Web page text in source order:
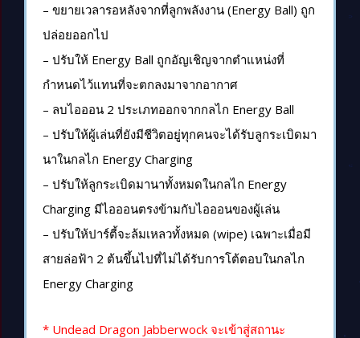
– ขยายเวลารอหลังจากที่ลูกพลังงาน (Energy Ball) ถูก
ปล่อยออกไป
– ปรับให้ Energy Ball ถูกอัญเชิญจากตำแหน่งที่
กำหนดไว้แทนที่จะตกลงมาจากอากาศ
– ลบไอออน 2 ประเภทออกจากกลไก Energy Ball
– ปรับให้ผู้เล่นที่ยังมีชีวิตอยู่ทุกคนจะได้รับลูกระเบิดมา
นาในกลไก Energy Charging
– ปรับให้ลูกระเบิดมานาทั้งหมดในกลไก Energy
Charging มีไอออนตรงข้ามกับไอออนของผู้เล่น
– ปรับให้ปาร์ตี้จะล้มเหลวทั้งหมด (wipe) เฉพาะเมื่อมี
สายล่อฟ้า 2 ต้นขึ้นไปที่ไม่ได้รับการโต้ตอบในกลไก
Energy Charging
* Undead Dragon Jabberwock จะเข้าสู่สถานะ